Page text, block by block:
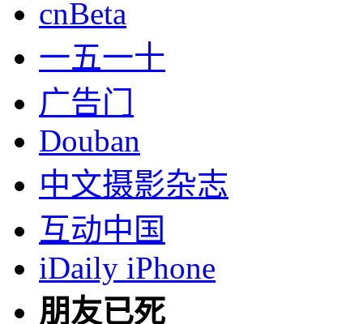
cnBeta
一五一十
广告门
Douban
中文摄影杂志
互动中国
iDaily iPhone
朋友已死